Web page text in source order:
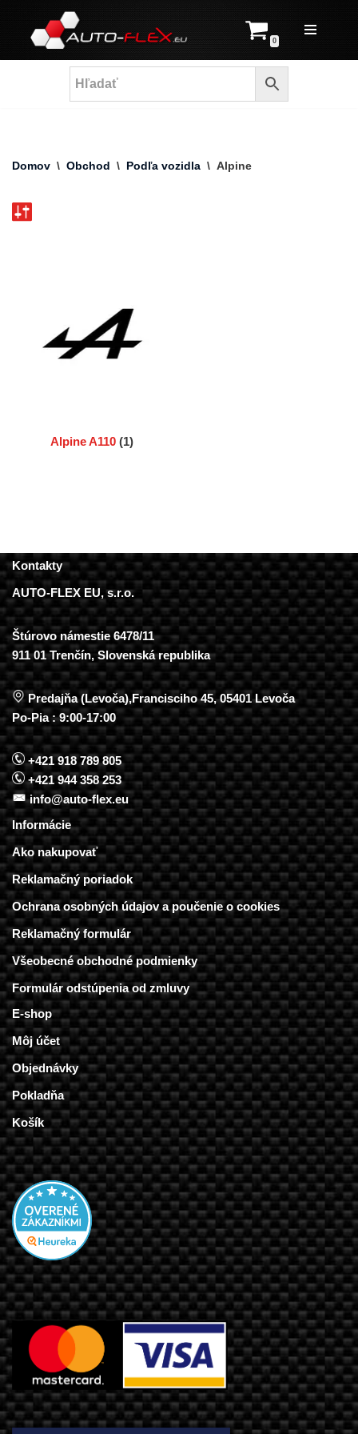
Prejsť
na
0
Domov \ Obchod \ Podľa vozidla \ Alpine
Alpine A110(1)
Kontakty
AUTO-FLEX EU, s.r.o.
Štúrovo námestie 6478/11
911 01 Trenčín, Slovenská republika
Predajňa (Levoča),Francisciho 45, 05401 Levoča
Po-Pia : 9:00-17:00
+421 918 789 805
+421 944 358 253
info@auto-flex.eu
Informácie
Ako nakupovať
Reklamačný poriadok
Ochrana osobných údajov a poučenie o cookies
Reklamačný formulár
Všeobecné obchodné podmienky
Formulár odstúpenia od zmluvy
E-shop
Môj účet
Objednávky
Pokladňa
Košík